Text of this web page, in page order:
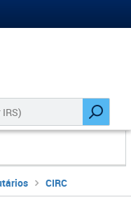
CIRC